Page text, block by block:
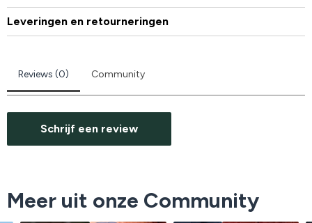
Leveringen en retourneringen
Reviews (0) Community
Schrijf een review
Meer uit onze Community